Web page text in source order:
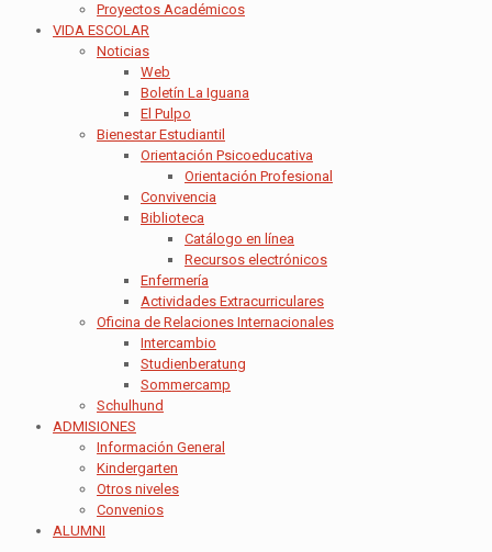
Proyectos Académicos
VIDA ESCOLAR
Noticias
Web
Boletín La Iguana
El Pulpo
Bienestar Estudiantil
Orientación Psicoeducativa
Orientación Profesional
Convivencia
Biblioteca
Catálogo en línea
Recursos electrónicos
Enfermería
Actividades Extracurriculares
Oficina de Relaciones Internacionales
Intercambio
Studienberatung
Sommercamp
Schulhund
ADMISIONES
Información General
Kindergarten
Otros niveles
Convenios
ALUMNI